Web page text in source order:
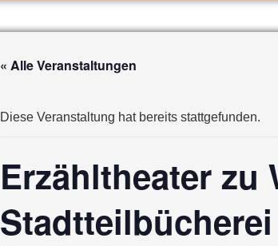
« Alle Veranstaltungen
Diese Veranstaltung hat bereits stattgefunden.
Erzähltheater zu